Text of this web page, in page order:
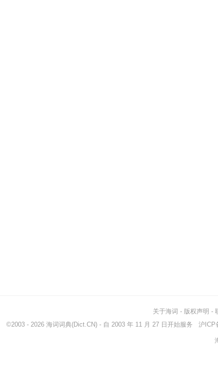
关于海词 - 版权声明 -
©2003 - 2026 海词词典(Dict.CN) - 自 2003 年 11 月 27 日开始服务 沪ICP